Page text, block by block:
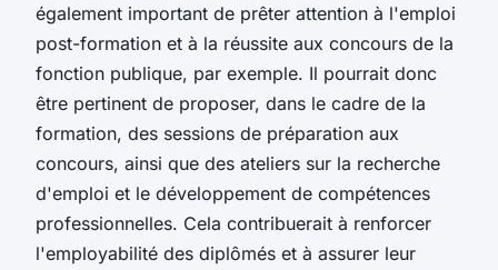
également important de prêter attention à l'emploi
post-formation et à la réussite aux concours de la
fonction publique, par exemple. Il pourrait donc
être pertinent de proposer, dans le cadre de la
formation, des sessions de préparation aux
concours, ainsi que des ateliers sur la recherche
d'emploi et le développement de compétences
professionnelles. Cela contribuerait à renforcer
l'employabilité des diplômés et à assurer leur